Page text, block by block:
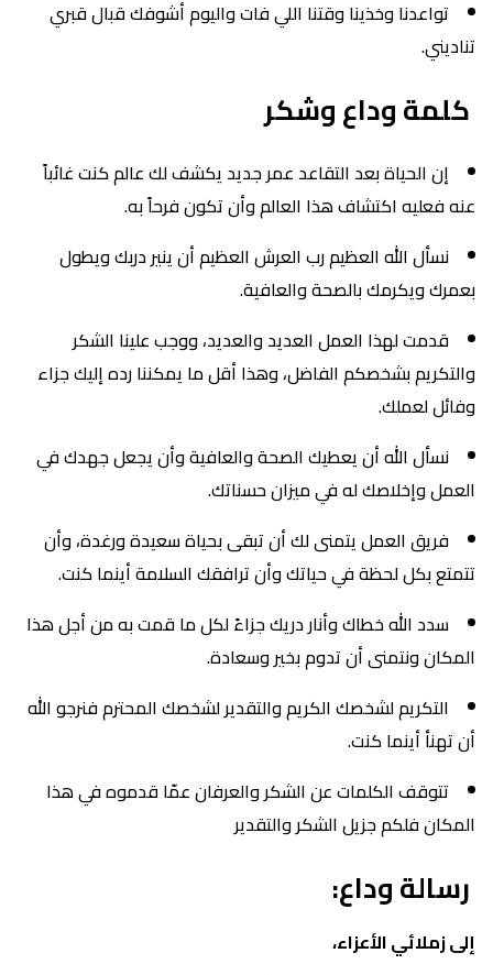
تواعدنا وخذينا وقتنا اللي فات واليوم أشوفك قبال قبري
تناديني.
كلمة وداع وشكر
إن الحياة بعد التقاعد عمر جديد يكشف لك عالم كنت غائباً
عنه فعليه اكتشاف هذا العالم وأن تكون فرحاً به.
نسأل الله العظيم رب العرش العظيم أن ينير دربك ويطول
بعمرك ويكرمك بالصحة والعافية.
قدمت لهذا العمل العديد والعديد، ووجب علينا الشكر
والتكريم بشخصكم الفاضل، وهذا أقل ما يمكننا رده إليك جزاء
وفائل لعملك.
نسأل الله أن يعطيك الصحة والعافية وأن يجعل جهدك في
العمل وإخلاصك له في ميزان حسناتك.
فريق العمل يتمنى لك أن تبقى بحياة سعيدة ورغدة، وأن
تتمتع بكل لحظة في حياتك وأن ترافقك السلامة أينما كنت.
سدد الله خطاك وأنار دريك جزاءً لكل ما قمت به من أجل هذا
المكان ونتمنى أن تدوم بخير وسعادة.
التكريم لشخصك الكريم والتقدير لشخصك المحترم فنرجو الله
أن تهنأ أينما كنت.
تتوقف الكلمات عن الشكر والعرفان عمّا قدموه في هذا
المكان فلكم جزيل الشكر والتقدير
رسالة وداع:
إلى زملائي الأعزاء،